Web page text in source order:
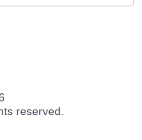
reserved.